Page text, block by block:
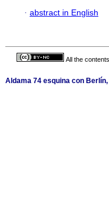
· abstract in English
All the
Aldama 74 esquina con